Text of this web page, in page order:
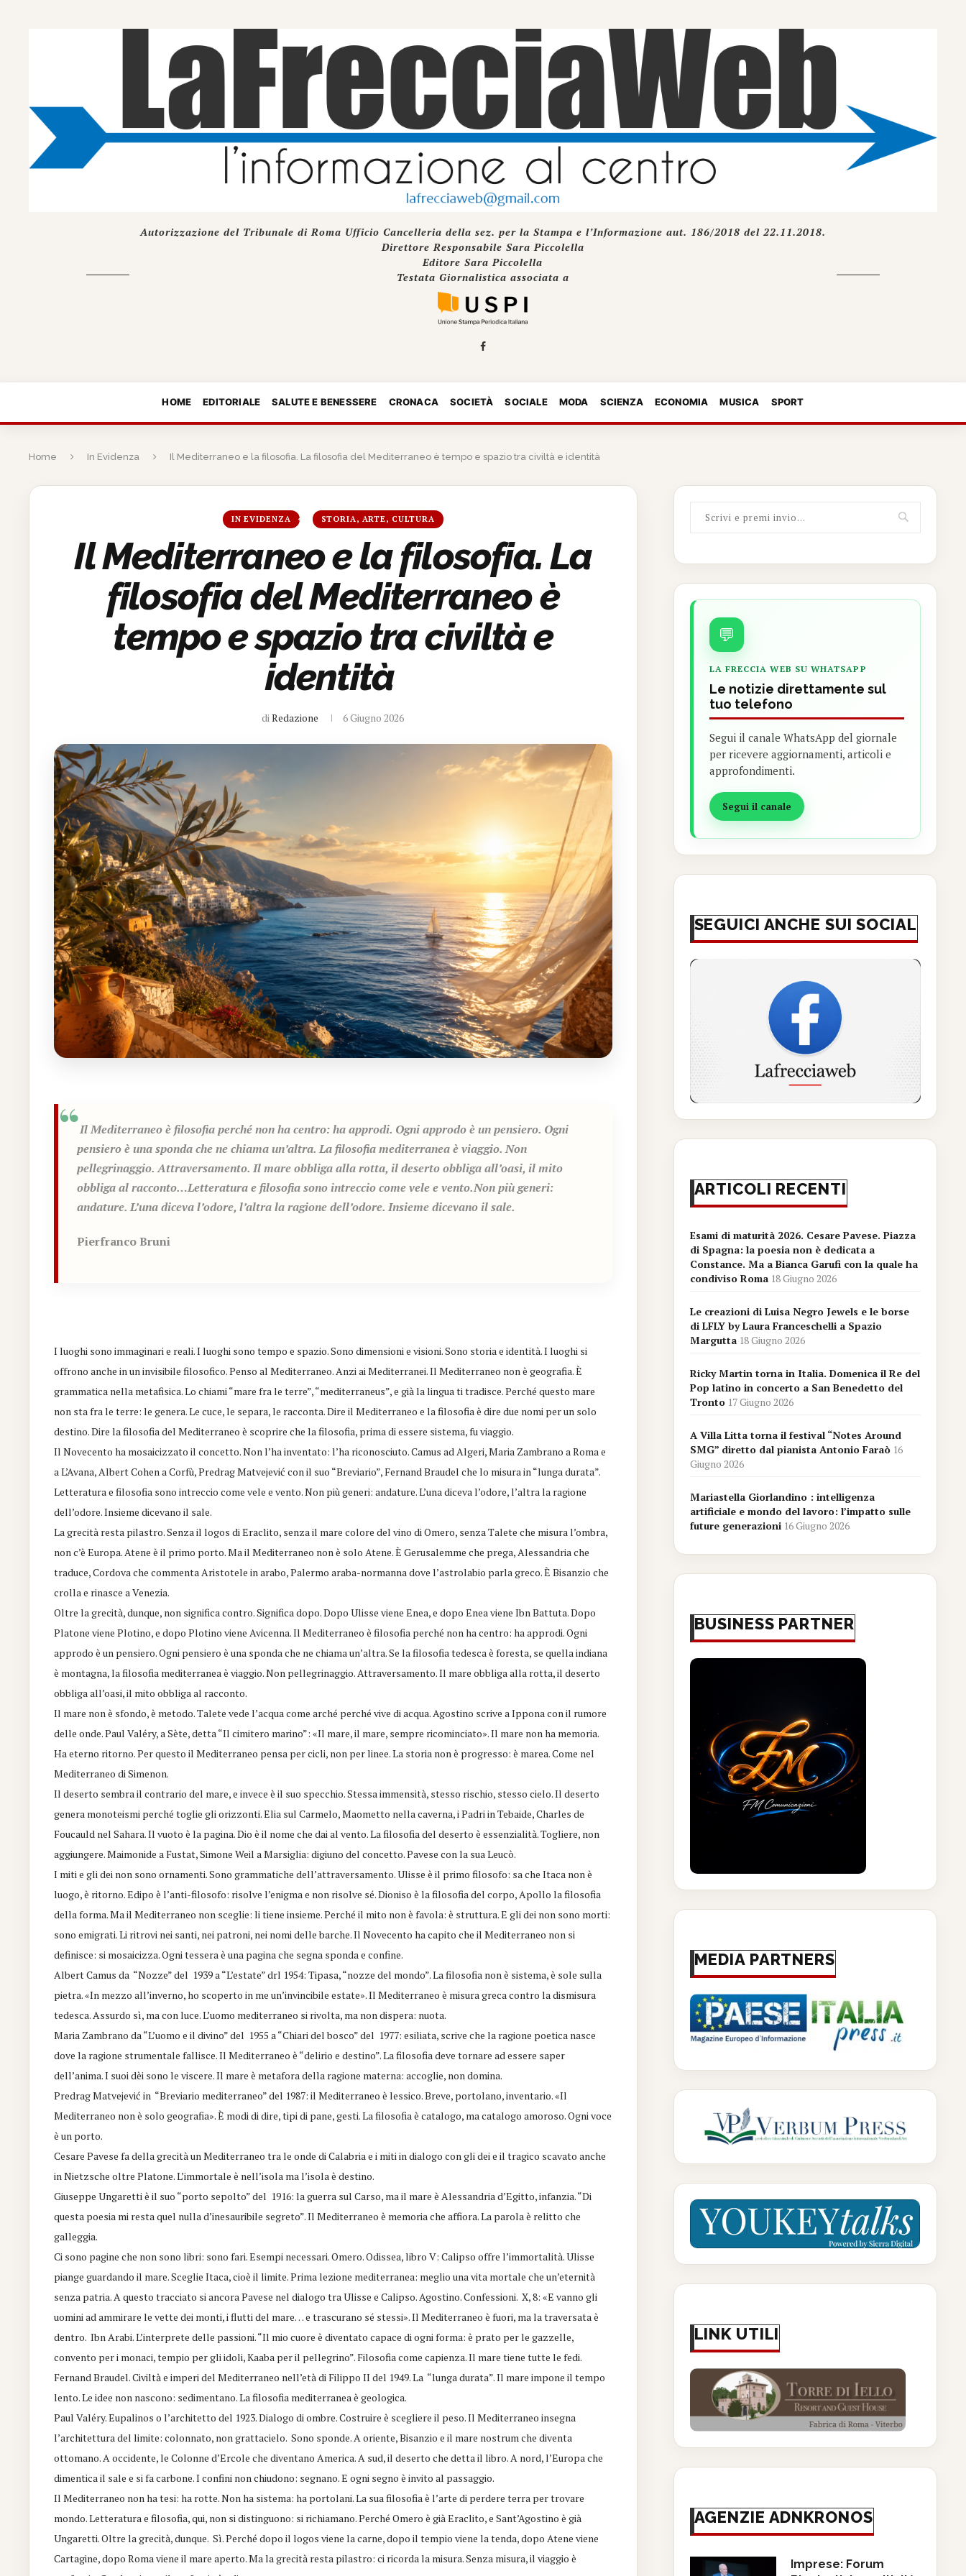
Autorizzazione del Tribunale di Roma Ufficio Cancelleria della sez. per la Stampa e l’Informazione aut. 186/2018 del 22.11.2018.
Direttore Responsabile Sara Piccolella
Editore Sara Piccolella
Testata Giornalistica associata a
HOME EDITORIALE SALUTE E BENESSERE CRONACA SOCIETÀ SOCIALE MODA SCIENZA ECONOMIA MUSICA SPORT
Home In Evidenza Il Mediterraneo e la filosofia. La filosofia del Mediterraneo è tempo e spazio tra civiltà e identità
IN EVIDENZA STORIA, ARTE, CULTURA
Il Mediterraneo e la filosofia. La
filosofia del Mediterraneo è
tempo e spazio tra civiltà e
identità
diRedazione 6 Giugno 2026
Il Mediterraneo è filosofia perché non ha centro: ha approdi. Ogni approdo è un pensiero. Ogni
pensiero è una sponda che ne chiama un’altra. La filosofia mediterranea è viaggio. Non
pellegrinaggio. Attraversamento. Il mare obbliga alla rotta, il deserto obbliga all’oasi, il mito
obbliga al racconto…Letteratura e filosofia sono intreccio come vele e vento.Non più generi:
andature. L’una diceva l’odore, l’altra la ragione dell’odore. Insieme dicevano il sale.
Pierfranco Bruni
I luoghi sono immaginari e reali. I luoghi sono tempo e spazio. Sono dimensioni e visioni. Sono storia e identità. I luoghi si
offrono anche in un invisibile filosofico. Penso al Mediterraneo. Anzi ai Mediterranei. Il Mediterraneo non è geografia. È
grammatica nella metafisica. Lo chiami “mare fra le terre”, “mediterraneus”, e già la lingua ti tradisce. Perché questo mare
non sta fra le terre: le genera. Le cuce, le separa, le racconta. Dire il Mediterraneo e la filosofia è dire due nomi per un solo
destino. Dire la filosofia del Mediterraneo è scoprire che la filosofia, prima di essere sistema, fu viaggio.
Il Novecento ha mosaicizzato il concetto. Non l’ha inventato: l’ha riconosciuto. Camus ad Algeri, Maria Zambrano a Roma e
a L’Avana, Albert Cohen a Corfù, Predrag Matvejević con il suo “Breviario”, Fernand Braudel che lo misura in “lunga durata”.
Letteratura e filosofia sono intreccio come vele e vento. Non più generi: andature. L’una diceva l’odore, l’altra la ragione
dell’odore. Insieme dicevano il sale.
La grecità resta pilastro. Senza il logos di Eraclito, senza il mare colore del vino di Omero, senza Talete che misura l’ombra,
non c’è Europa. Atene è il primo porto. Ma il Mediterraneo non è solo Atene. È Gerusalemme che prega, Alessandria che
traduce, Cordova che commenta Aristotele in arabo, Palermo araba-normanna dove l’astrolabio parla greco. È Bisanzio che
crolla e rinasce a Venezia.
Oltre la grecità, dunque, non significa contro. Significa dopo. Dopo Ulisse viene Enea, e dopo Enea viene Ibn Battuta. Dopo
Platone viene Plotino, e dopo Plotino viene Avicenna. Il Mediterraneo è filosofia perché non ha centro: ha approdi. Ogni
approdo è un pensiero. Ogni pensiero è una sponda che ne chiama un’altra. Se la filosofia tedesca è foresta, se quella indiana
è montagna, la filosofia mediterranea è viaggio. Non pellegrinaggio. Attraversamento. Il mare obbliga alla rotta, il deserto
obbliga all’oasi, il mito obbliga al racconto.
Il mare non è sfondo, è metodo. Talete vede l’acqua come arché perché vive di acqua. Agostino scrive a Ippona con il rumore
delle onde. Paul Valéry, a Sète, detta “Il cimitero marino”: «Il mare, il mare, sempre ricominciato». Il mare non ha memoria.
Ha eterno ritorno. Per questo il Mediterraneo pensa per cicli, non per linee. La storia non è progresso: è marea. Come nel
Mediterraneo di Simenon.
Il deserto sembra il contrario del mare, e invece è il suo specchio. Stessa immensità, stesso rischio, stesso cielo. Il deserto
genera monoteismi perché toglie gli orizzonti. Elia sul Carmelo, Maometto nella caverna, i Padri in Tebaide, Charles de
Foucauld nel Sahara. Il vuoto è la pagina. Dio è il nome che dai al vento. La filosofia del deserto è essenzialità. Togliere, non
aggiungere. Maimonide a Fustat, Simone Weil a Marsiglia: digiuno del concetto. Pavese con la sua Leucò.
I miti e gli dei non sono ornamenti. Sono grammatiche dell’attraversamento. Ulisse è il primo filosofo: sa che Itaca non è
luogo, è ritorno. Edipo è l’anti-filosofo: risolve l’enigma e non risolve sé. Dioniso è la filosofia del corpo, Apollo la filosofia
della forma. Ma il Mediterraneo non sceglie: li tiene insieme. Perché il mito non è favola: è struttura. E gli dei non sono morti:
sono emigrati. Li ritrovi nei santi, nei patroni, nei nomi delle barche. Il Novecento ha capito che il Mediterraneo non si
definisce: si mosaicizza. Ogni tessera è una pagina che segna sponda e confine.
Albert Camus da “Nozze” del 1939 a “L’estate” drl 1954: Tipasa, “nozze del mondo”. La filosofia non è sistema, è sole sulla
pietra. «In mezzo all’inverno, ho scoperto in me un’invincibile estate». Il Mediterraneo è misura greca contro la dismisura
tedesca. Assurdo sì, ma con luce. L’uomo mediterraneo si rivolta, ma non dispera: nuota.
Maria Zambrano da “L’uomo e il divino” del 1955 a “Chiari del bosco” del 1977: esiliata, scrive che la ragione poetica nasce
dove la ragione strumentale fallisce. Il Mediterraneo è “delirio e destino”. La filosofia deve tornare ad essere saper
dell’anima. I suoi dèi sono le viscere. Il mare è metafora della ragione materna: accoglie, non domina.
Predrag Matvejević in “Breviario mediterraneo” del 1987: il Mediterraneo è lessico. Breve, portolano, inventario. «Il
Mediterraneo non è solo geografia». È modi di dire, tipi di pane, gesti. La filosofia è catalogo, ma catalogo amoroso. Ogni voce
è un porto.
Cesare Pavese fa della grecità un Mediterraneo tra le onde di Calabria e i miti in dialogo con gli dei e il tragico scavato anche
in Nietzsche oltre Platone. L’immortale è nell’isola ma l’isola è destino.
Giuseppe Ungaretti è il suo “porto sepolto” del 1916: la guerra sul Carso, ma il mare è Alessandria d’Egitto, infanzia. “Di
questa poesia mi resta quel nulla d’inesauribile segreto”. Il Mediterraneo è memoria che affiora. La parola è relitto che
galleggia.
Ci sono pagine che non sono libri: sono fari. Esempi necessari. Omero. Odissea, libro V: Calipso offre l’immortalità. Ulisse
piange guardando il mare. Sceglie Itaca, cioè il limite. Prima lezione mediterranea: meglio una vita mortale che un’eternità
senza patria. A questo tracciato si ancora Pavese nel dialogo tra Ulisse e Calipso. Agostino. Confessioni. X, 8: «E vanno gli
uomini ad ammirare le vette dei monti, i flutti del mare… e trascurano sé stessi». Il Mediterraneo è fuori, ma la traversata è
dentro. Ibn Arabi. L’interprete delle passioni. “Il mio cuore è diventato capace di ogni forma: è prato per le gazzelle,
convento per i monaci, tempio per gli idoli, Kaaba per il pellegrino”. Filosofia come capienza. Il mare tiene tutte le fedi.
Fernand Braudel. Civiltà e imperi del Mediterraneo nell’età di Filippo II del 1949. La “lunga durata”. Il mare impone il tempo
lento. Le idee non nascono: sedimentano. La filosofia mediterranea è geologica.
Paul Valéry. Eupalinos o l’architetto del 1923. Dialogo di ombre. Costruire è scegliere il peso. Il Mediterraneo insegna
l’architettura del limite: colonnato, non grattacielo. Sono sponde. A oriente, Bisanzio e il mare nostrum che diventa
ottomano. A occidente, le Colonne d’Ercole che diventano America. A sud, il deserto che detta il libro. A nord, l’Europa che
dimentica il sale e si fa carbone. I confini non chiudono: segnano. E ogni segno è invito al passaggio.
Il Mediterraneo non ha tesi: ha rotte. Non ha sistema: ha portolani. La sua filosofia è l’arte di perdere terra per trovare
mondo. Letteratura e filosofia, qui, non si distinguono: si richiamano. Perché Omero è già Eraclito, e Sant’Agostino è già
Ungaretti. Oltre la grecità, dunque. Sì. Perché dopo il logos viene la carne, dopo il tempio viene la tenda, dopo Atene viene
Cartagine, dopo Roma viene il mare aperto. Ma la grecità resta pilastro: ci ricorda la misura. Senza misura, il viaggio è
💬
LA FRECCIA WEB SU WHATSAPP
Le notizie direttamente sul
tuo telefono
Segui il canale WhatsApp del giornale
per ricevere aggiornamenti, articoli e
approfondimenti.
Segui il canale
SEGUICI ANCHE SUI SOCIAL
ARTICOLI RECENTI
Esami di maturità 2026. Cesare Pavese. Piazza
di Spagna: la poesia non è dedicata a
Constance. Ma a Bianca Garufi con la quale ha
condiviso Roma 18 Giugno 2026
Le creazioni di Luisa Negro Jewels e le borse
di LFLY by Laura Franceschelli a Spazio
Margutta 18 Giugno 2026
Ricky Martin torna in Italia. Domenica il Re del
Pop latino in concerto a San Benedetto del
Tronto 17 Giugno 2026
A Villa Litta torna il festival “Notes Around
SMG” diretto dal pianista Antonio Faraò 16
Giugno 2026
Mariastella Giorlandino : intelligenza
artificiale e mondo del lavoro: l’impatto sulle
future generazioni 16 Giugno 2026
BUSINESS PARTNER
MEDIA PARTNERS
LINK UTILI
AGENZIE ADNKRONOS
Imprese: Forum